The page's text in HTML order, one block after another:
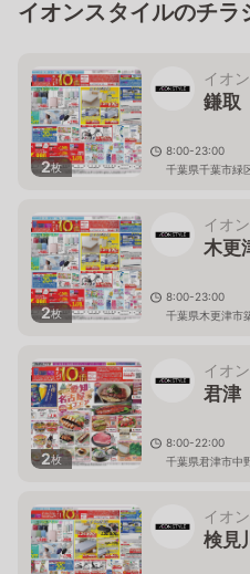
イオンスタイルのチラ
2枚
イオ
鎌取
8:00-23:00
千葉県千葉市緑
2枚
イオ
木更
8:00-23:00
千葉県木更津市
2枚
イオ
君津
8:00-22:00
千葉県君津市中
イオ
検見